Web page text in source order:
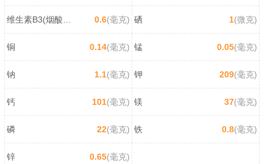
维生素B3(烟酸/尼克酸) 0.6(毫克) 硒 1(微克)
铜 0.14(毫克) 锰 0.05(毫克)
钠 1.1(毫克) 钾 209(毫克)
钙 101(毫克) 镁 37(毫克)
磷 22(毫克) 铁 0.8(毫克)
锌 0.65(毫克)